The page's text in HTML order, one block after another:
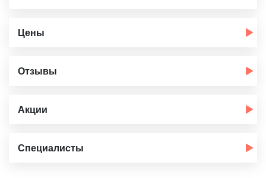
Цены
Отзывы
Акции
Специалисты